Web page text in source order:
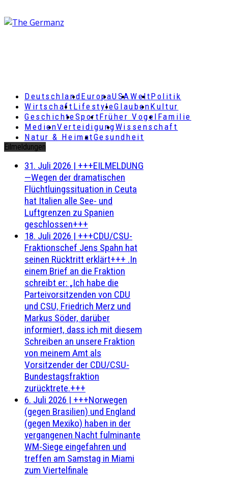
DeutschlandEuropaUSAWeltPolitik
Wirtschaft LifestyleGlaubenKultur
GeschichteSportFrüher Vogel Familie
MedienVerteidigungWissenschaft
Natur & HeimatGesundheit
Eilmeldungen
31. Juli 2026 | +++EILMELDUNG
—Wegen der dramatischen
Flüchtluingssituation in Ceuta
hat Italien alle See- und
Luftgrenzen zu Spanien
geschlossen+++
18. Juli 2026 | +++CDU/CSU-
Fraktionschef Jens Spahn hat
seinen Rücktritt erklärt+++ .In
einem Brief an die Fraktion
schreibt er: „Ich habe die
Parteivorsitzenden von CDU
und CSU, Friedrich Merz und
Markus Söder, darüber
informiert, dass ich mit diesem
Schreiben an unsere Fraktion
von meinem Amt als
Vorsitzender der CDU/CSU-
Bundestagsfraktion
zurücktrete.+++
6. Juli 2026 | +++Norwegen
(gegen Brasilien) und England
(gegen Mexiko) haben in der
vergangenen Nacht fulminante
WM-Siege eingefahren und
treffen am Samstag in Miami
zum Viertelfinale